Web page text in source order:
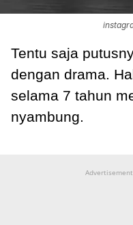
Tentu saja
dengan drama.
selama 7 tahun
nyambung.